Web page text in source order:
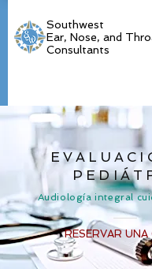
Southwest
Ear, Nose, and
Consultants
Audiología integral
RESERVAR UNA